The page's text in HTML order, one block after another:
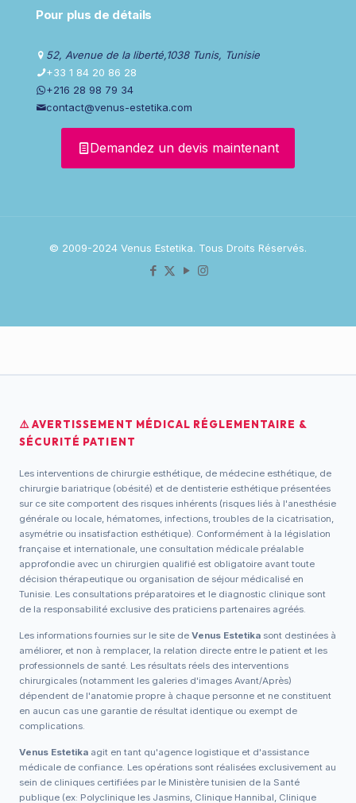
Pour plus de détails
52, Avenue de la liberté,1038 Tunis, Tunisie
+33 1 84 20 86 28
+216 28 98 79 34
contact@venus-estetika.com
Demandez un devis maintenant
© 2009-2024 Venus Estetika. Tous Droits Réservés.
⚠️ AVERTISSEMENT MÉDICAL RÉGLEMENTAIRE &
SÉCURITÉ PATIENT
Les interventions de chirurgie esthétique, de médecine esthétique, de
chirurgie bariatrique (obésité) et de dentisterie esthétique présentées
sur ce site comportent des risques inhérents (risques liés à l'anesthésie
générale ou locale, hématomes, infections, troubles de la cicatrisation,
asymétrie ou insatisfaction esthétique). Conformément à la législation
française et internationale, une consultation médicale préalable
approfondie avec un chirurgien qualifié est obligatoire avant toute
décision thérapeutique ou organisation de séjour médicalisé en
Tunisie. Les consultations préparatoires et le diagnostic clinique sont
de la responsabilité exclusive des praticiens partenaires agréés.
Les informations fournies sur le site de Venus Estetika sont destinées à
améliorer, et non à remplacer, la relation directe entre le patient et les
professionnels de santé. Les résultats réels des interventions
chirurgicales (notamment les galeries d'images Avant/Après)
dépendent de l'anatomie propre à chaque personne et ne constituent
en aucun cas une garantie de résultat identique ou exempt de
complications.
Venus Estetika agit en tant qu'agence logistique et d'assistance
médicale de confiance. Les opérations sont réalisées exclusivement au
sein de cliniques certifiées par le Ministère tunisien de la Santé
publique (ex: Polyclinique les Jasmins, Clinique Hannibal, Clinique